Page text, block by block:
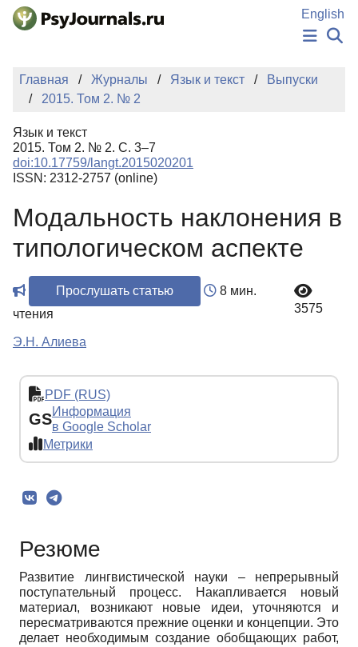
Перейти к основному содержанию
English
НОВОСТИ
БАЗА ЗНАНИЙ
КЛЮЧЕВЫЕ СЛОВА
Регистрация
Главная Журналы Язык и текст
Выпуски
2015. Том 2. № 2
Язык и текст
2015. Том 2. № 2. С. 3–7
doi:10.17759/langt.2015020201
ISSN: 2312-2757 (online)
Модальность наклонения в
типологическом аспекте
Прослушать статью
8 мин.
чтения
3575
Э.Н. Алиева
PDF (RUS)
GSИнформация
в Google Scholar
Метрики
Резюме
Развитие лингвистической науки – непрерывный
поступательный процесс. Накапливается новый
материал, возникают новые идеи, уточняются и
пересматриваются прежние оценки и концепции. Это
делает необходимым создание обобщающих работ,